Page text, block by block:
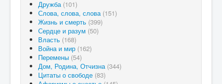
Дружба (101)
Слова, слова, слова (151)
Жизнь и смерть (399)
Сердце и разум (50)
Власть (168)
Война и мир (162)
Перемены (54)
Дом, Родина, Отчизна (344)
Цитаты о свободе (83)